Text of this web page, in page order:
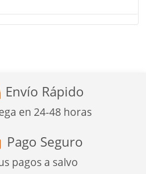
Envío Rápido
en 24-48 horas
Pago Seguro
pagos a salvo